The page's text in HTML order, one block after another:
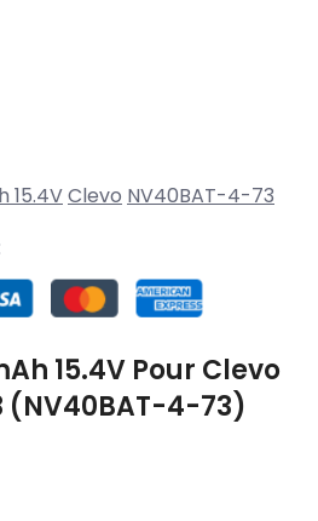
15.4VClevo NV40BAT-4-73
15.4V Pour Clevo
(NV40BAT-4-73)